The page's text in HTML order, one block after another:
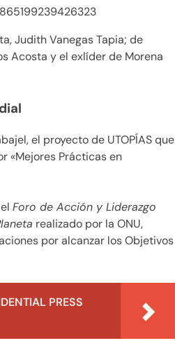
Judith Vanegas Tapia; de
Acosta y el exlíder de Morena
el proyecto de UTOPÍAS que
«Mejores Prácticas en
Foro de Acción y Liderazgo
realizado por la ONU,
por alcanzar los Objetivos
PRESS